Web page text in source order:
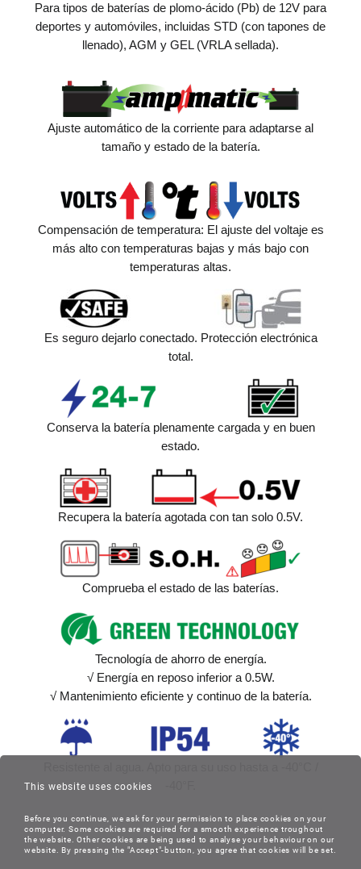
Para tipos de baterías de plomo-ácido (Pb) de 12V para
deportes y automóviles, incluidas STD (con tapones de
llenado), AGM y GEL (VRLA sellada).
Ajuste automático de la corriente para adaptarse al
tamaño y estado de la batería.
Compensación de temperatura: El ajuste del voltaje es
más alto con temperaturas bajas y más bajo con
temperaturas altas.
Es seguro dejarlo conectado. Protección electrónica
total.
Conserva la batería plenamente cargada y en buen
estado.
Recupera la batería agotada con tan solo 0.5V.
Comprueba el estado de las baterías.
Tecnología de ahorro de energía.
√ Energía en reposo inferior a 0.5W.
√ Mantenimiento eficiente y continuo de la batería.
This website uses cookies
Before you continue, we ask for your permission to place cookies on your
computer. Some cookies are required for a smooth experience troughout
the website. Other cookies are being used to analyse your behaviour on our
website. By pressing the "Accept"-button, you agree that cookies will be set.